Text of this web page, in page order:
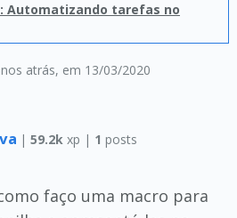
atrás, em 13/03/2020
Automatizando tarefas no
| 59.2k xp | 1 posts
faço uma macro para